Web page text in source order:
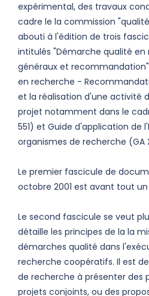
expérimental, des travaux
cadre le la commission
abouti à l'édition de trois
intitulés "Démarche qualité en
généraux et
en recherche -
et la réalisation d'une activité
projet notamment dans le
551) et Guide d'application de
organismes de recherche (GA
Le premier fascicule de
octobre 2001 est avant tout
Le second fascicule se veut
détaille les principes de la la
démarches qualité dans
recherche coopératifs. Il est
de recherche à présenter des
projets conjoints, ou des